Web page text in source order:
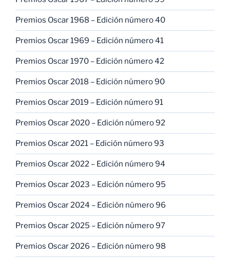
Premios Oscar 1968 – Edición número 40
Premios Oscar 1969 – Edición número 41
Premios Oscar 1970 – Edición número 42
Premios Oscar 2018 – Edición número 90
Premios Oscar 2019 – Edición número 91
Premios Oscar 2020 – Edición número 92
Premios Oscar 2021 – Edición número 93
Premios Oscar 2022 – Edición número 94
Premios Oscar 2023 – Edición número 95
Premios Oscar 2024 – Edición número 96
Premios Oscar 2025 – Edición número 97
Premios Oscar 2026 – Edición número 98